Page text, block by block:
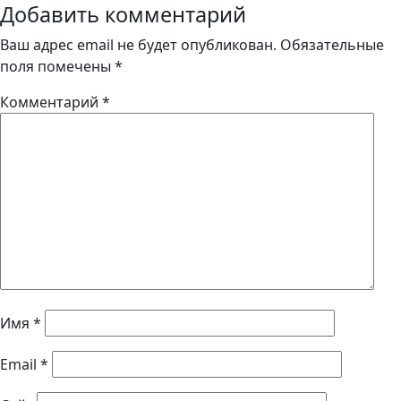
Добавить комментарий
Ваш адрес email не будет опубликован. Обязательные
поля помечены *
Комментарий *
Имя *
Email *